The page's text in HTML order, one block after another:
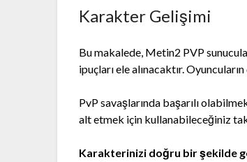
Karakter Gelişimi
Bu makalede, Metin2 PVP
ipuçları ele alınacaktır.
PvP savaşlarında başarılı
alt etmek için kullanabileceğiniz
Karakterinizi doğru bir şekilde